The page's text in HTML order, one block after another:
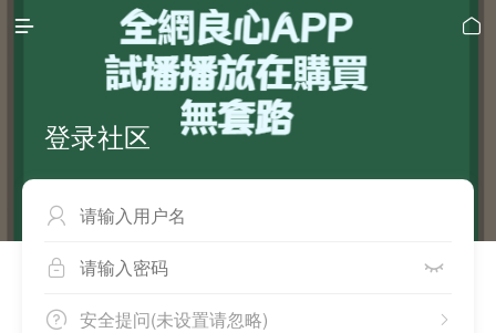
 
登录社区

 
 
安全提问(未设置请忽略)